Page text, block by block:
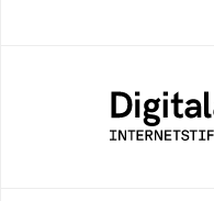
Öppen digital
för alla